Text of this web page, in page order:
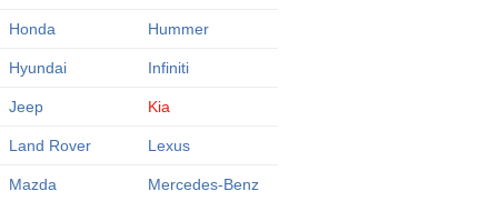
Honda Hummer
Hyundai Infiniti
Jeep Kia
Land Rover Lexus
Mazda Mercedes-Benz